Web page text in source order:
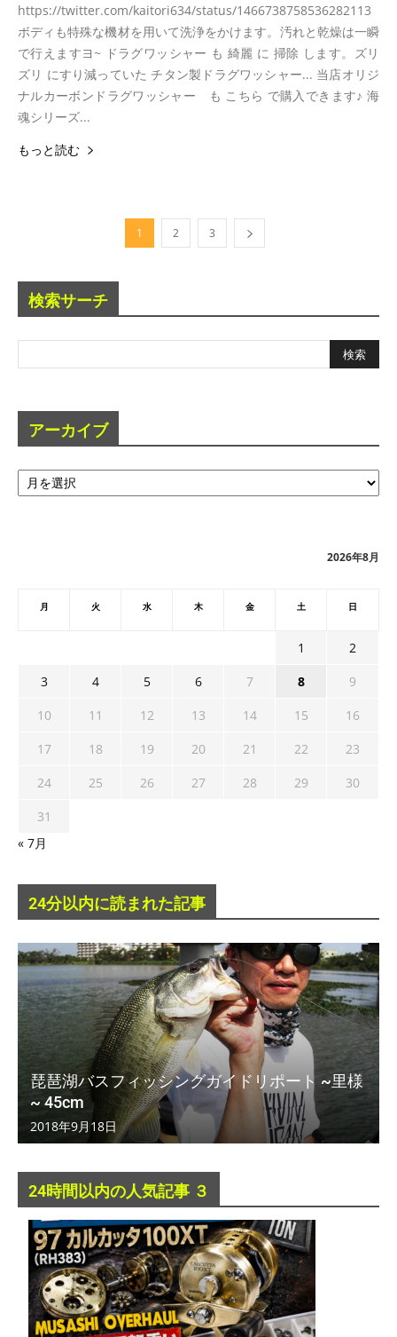
https://twitter.com/kaitori634/status/1466738758536282113
ボディも特殊な機材を用いて洗浄をかけます。汚れと乾燥は一瞬
で行えますヨ~ ドラグワッシャー も 綺麗 に 掃除 します。ズリ
ズリ にすり減っていた チタン製ドラグワッシャー... 当店オリジ
ナルカーボンドラグワッシャー も こちら で購入できます♪ 海
魂シリーズ...
もっと読む
1 2 3
検索サーチ
アーカイブ
ア
ー
2026年8月
月 火 水 木 金 土 日
1
2
3
4 5 6 7 8
9
10
11 12 13 14 15
16
17
18 19 20 21 22
23
24
25 26 27 28 29
30
31
« 7月
24分以内に読まれた記事
琵琶湖バスフィッシングガイドリポート ~里様
~ 45cm
2018年9月18日
24時間以内の人気記事 ３